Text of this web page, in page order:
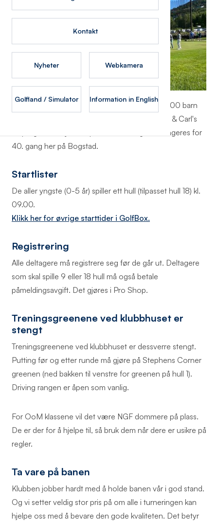
Kontakt
Nyheter Webkamera
Golfland / Simulator Information in English
Oslo Golfklubb gleder seg til å ta i mot de ca. 300 barn
og unge som er påmeldt årets utgave av Sarah & Carl's
Cup og Anthony's Minipokal. Turneringen arrangeres for
40. gang her på Bogstad.
Startlister
De aller yngste (0-5 år) spiller ett hull (tilpasset hull 18) kl.
09.00.
Klikk her for øvrige starttider i GolfBox.
Registrering
Alle deltagere må registrere seg før de går ut. Deltagere
som skal spille 9 eller 18 hull må også betale
påmeldingsavgift. Det gjøres i Pro Shop.
Treningsgreenene ved klubbhuset er
stengt
Treningsgreenene ved klubbhuset er dessverre stengt.
Putting før og etter runde må gjøre på Stephens Corner
greenen (ned bakken til venstre for greenen på hull 1).
Driving rangen er åpen som vanlig.
For OoM klassene vil det være NGF dommere på plass.
De er der for å hjelpe til, så bruk dem når dere er usikre på
regler.
Ta vare på banen
Klubben jobber hardt med å holde banen vår i god stand.
Og vi setter veldig stor pris på om alle i turneringen kan
hjelpe oss med å bevare den gode kvaliteten. Det betyr